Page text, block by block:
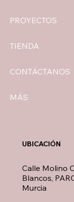
PROYECTOS
TIENDA
CONTÁCTANOS
MÁS
Calle Molino
Blancos,
Murcia
UBICACIÓN